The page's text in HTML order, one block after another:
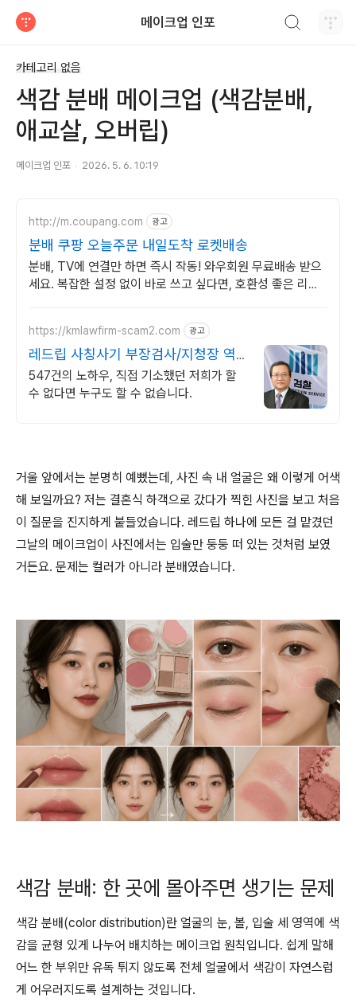
메이크업 인포
카테고리 없음
색감 분배 메이크업 (색감분배,
애교살, 오버립)
메이크업 인포 2026. 5. 6. 10:19
http://m.coupang.com 광고
분배 쿠팡 오늘주문 내일도착 로켓배송
분배, TV에 연결만 하면 즉시 작동! 와우회원 무료배송 받으
세요. 복잡한 설정 없이 바로 쓰고 싶다면, 호환성 좋은 리모
https://kmlawfirm-scam2.com 광고
레드립 사칭사기 부장검사/지청장 역
임
547건의 노하우, 직접 기소했던 저희가 할
수 없다면 누구도 할 수 없습니다.
거울 앞에서는 분명히 예뻤는데, 사진 속 내 얼굴은 왜 이렇게 어색
해 보일까요? 저는 결혼식 하객으로 갔다가 찍힌 사진을 보고 처음
이 질문을 진지하게 붙들었습니다. 레드립 하나에 모든 걸 맡겼던
그날의 메이크업이 사진에서는 입술만 둥둥 떠 있는 것처럼 보였
거든요. 문제는 컬러가 아니라 분배였습니다.
색감 분배: 한 곳에 몰아주면 생기는 문제
색감 분배(color distribution)란 얼굴의 눈, 볼, 입술 세 영역에 색
감을 균형 있게 나누어 배치하는 메이크업 원칙입니다. 쉽게 말해
어느 한 부위만 유독 튀지 않도록 전체 얼굴에서 색감이 자연스럽
게 어우러지도록 설계하는 것입니다.